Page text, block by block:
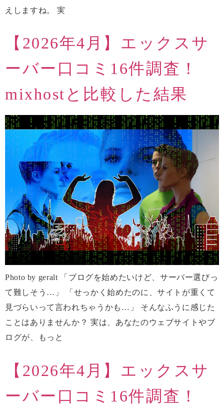
えしますね。 実
【2026年4月】エックスサ
ーバー口コミ16件調査！
mixhostと比較した結果
Photo by geralt 「ブログを始めたいけど、サーバー選びっ
て難しそう…」 「せっかく始めたのに、サイトが重くて
見づらいって言われちゃうかも…」 そんなふうに感じた
ことはありませんか？ 実は、あなたのウェブサイトやブ
ログが、もっと
【2026年4月】エックスサ
ーバー口コミ16件調査！